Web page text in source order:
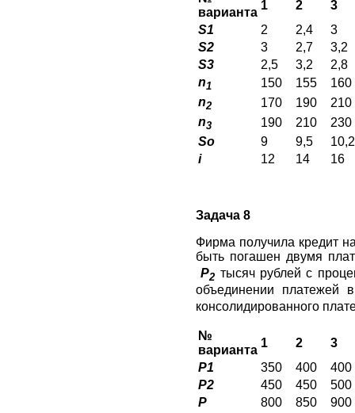
варианта
1 2
3
S1
2 2,4
3
S2
3 2,7
3,2
S3
2,5 3,2
2,8
n1 150 155
160
n2 170 190
210
n3 190 210
230
So
9 9,5
10,2
i
12 14 16
Задача 8
Фирма получила кредит
быть погашен двумя
P2 тысяч рублей с
объединении
консолидированного
№
варианта
1 2
3
P1
350 400
400
P2
450 450
500
P
800 850 900